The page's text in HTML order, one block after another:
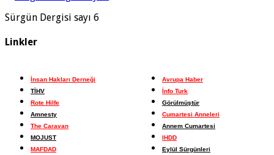
Sürgün Dergisi sayı 6
Linkler
İnsan Hakları Derneği
TİHV
Rote Hilfe
Amnesty
The Caravan
MOJUST
MAFDAD
Avrupa Haber
İnfo Turk
Görülmüştür
Cumartesi Anneleri
Annem Cumartesi
IHDD
Eylül Sürgünleri